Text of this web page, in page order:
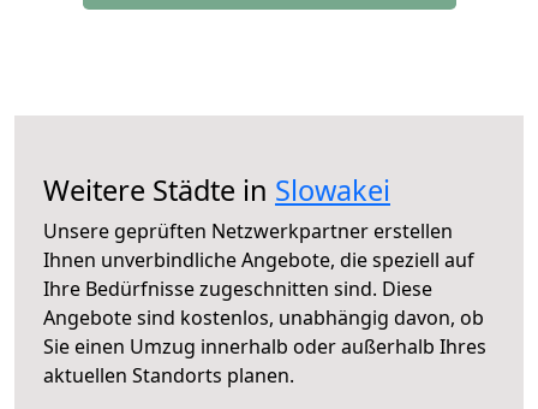
Weitere Städte in Slowakei
Unsere geprüften Netzwerkpartner erstellen
Ihnen unverbindliche Angebote, die speziell auf
Ihre Bedürfnisse zugeschnitten sind. Diese
Angebote sind kostenlos, unabhängig davon, ob
Sie einen Umzug innerhalb oder außerhalb Ihres
aktuellen Standorts planen.